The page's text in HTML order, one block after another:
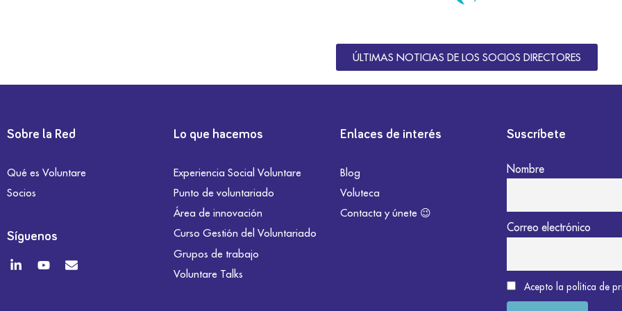
ÚLTIMAS NOTICIAS DE LOS SOCIOS DIRECTORES
Sobre la Red
Qué es Voluntare
Socios
Síguenos
Lo que hacemos
Experiencia Social Voluntare
Punto de voluntariado
Área de innovación
Curso Gestión del Voluntariado
Grupos de trabajo
Voluntare Talks
Enlaces de interés
Blog
Voluteca
Contacta y únete 😉
Suscríbete
Nombre
Correo electrónico
Acepto la política de